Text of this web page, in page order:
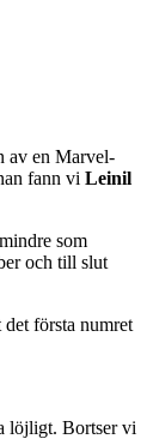
av en Marvel-
fann vi Leinil
som
och till slut
första numret
löjligt. Bortser vi